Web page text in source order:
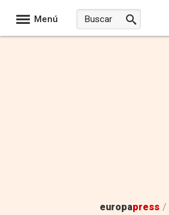
Menú
europapress /